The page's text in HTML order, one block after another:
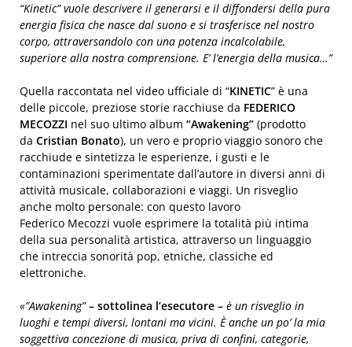
“Kinetic” vuole descrivere il generarsi e il diffondersi della pura
energia fisica che nasce dal suono e si trasferisce nel nostro
corpo, attraversandolo con una potenza incalcolabile,
superiore alla nostra comprensione. E’ l’energia della musica…”
Quella raccontata nel video ufficiale di “KINETIC” è una
delle piccole, preziose storie racchiuse da FEDERICO
MECOZZI nel suo ultimo album “Awakening” (prodotto
da Cristian Bonato), un vero e proprio viaggio sonoro che
racchiude e sintetizza le esperienze, i gusti e le
contaminazioni sperimentate dall’autore in diversi anni di
attività musicale, collaborazioni e viaggi. Un risveglio
anche molto personale: con questo lavoro
Federico Mecozzi vuole esprimere la totalità più intima
della sua personalità artistica, attraverso un linguaggio
che intreccia sonorità pop, etniche, classiche ed
elettroniche.
«”Awakening” – sottolinea l’esecutore – è un risveglio in
luoghi e tempi diversi, lontani ma vicini. È anche un po’ la mia
soggettiva concezione di musica, priva di confini, categorie,